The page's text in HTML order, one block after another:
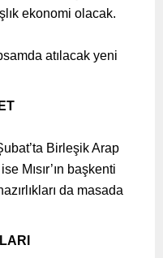
ekonomi olacak.
atılacak yeni
Birleşik Arap
Mısır’ın başkenti
da masada